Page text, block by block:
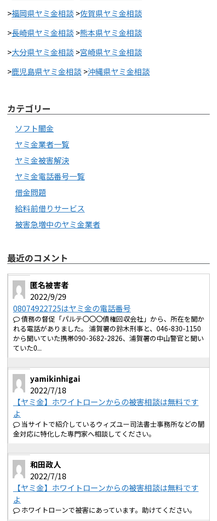
>福岡県ヤミ金相談 >佐賀県ヤミ金相談
>長崎県ヤミ金相談 >熊本県ヤミ金相談
>大分県ヤミ金相談 >宮崎県ヤミ金相談
>鹿児島県ヤミ金相談 >沖縄県ヤミ金相談
カテゴリー
ソフト闇金
ヤミ金業者一覧
ヤミ金被害解決
ヤミ金電話番号一覧
借金問題
給料前借りサービス
被害急増中のヤミ金業者
最近のコメント
匿名被害者
2022/9/29
08074922725はヤミ金の電話番号
債務の督促「パルテ〇〇〇債権回収会社」から、所在を聞か
れる電話がありました。 浦賀署の鈴木刑事と、046-830-1150
から聞いていた携帯090-3682-2826、浦賀署の中山警官と聞い
ていた0...
yamikinhigai
2022/7/18
【ヤミ金】ホワイトローンからの被害相談は無料です
よ
当サイトで紹介しているウィズユー司法書士事務所などの闇
金対応に特化した専門家へ相談してください。
和田政人
2022/7/18
【ヤミ金】ホワイトローンからの被害相談は無料です
よ
ホワイトローンで被害にあっています。助けてください。